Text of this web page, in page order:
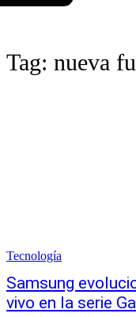
Tag: nueva
Tecnología
Samsung
vivo en la serie